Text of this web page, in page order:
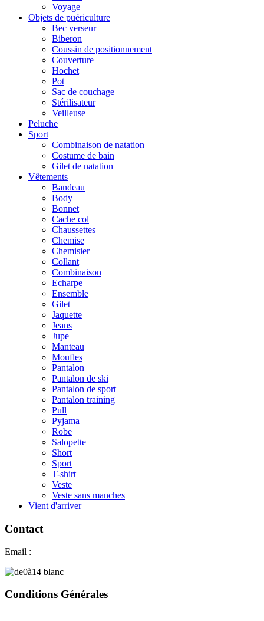
Voyage
Objets de puériculture
Bec verseur
Biberon
Coussin de positionnement
Couverture
Hochet
Pot
Sac de couchage
Stérilisateur
Veilleuse
Peluche
Sport
Combinaison de natation
Costume de bain
Gilet de natation
Vêtements
Bandeau
Body
Bonnet
Cache col
Chaussettes
Chemise
Chemisier
Collant
Combinaison
Echarpe
Ensemble
Gilet
Jaquette
Jeans
Jupe
Manteau
Moufles
Pantalon
Pantalon de ski
Pantalon de sport
Pantalon training
Pull
Pyjama
Robe
Salopette
Short
Sport
T-shirt
Veste
Veste sans manches
Vient d'arriver
Contact
Email :
Conditions Générales